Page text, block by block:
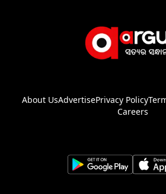
About UsAdvertisePrivacy Policy
Careers